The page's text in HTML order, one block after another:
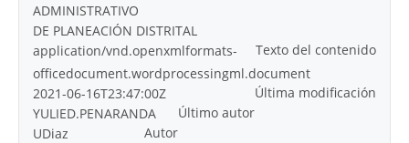
ADMINISTRATIVO
DE PLANEACIÓN DISTRITAL
Texto del contenido
application/vnd.openxmlformats-
officedocument.wordprocessingml.document
Última modificación
2021-06-16T23:47:00Z
Último autor
YULIED.PENARANDA
Autor
UDiaz